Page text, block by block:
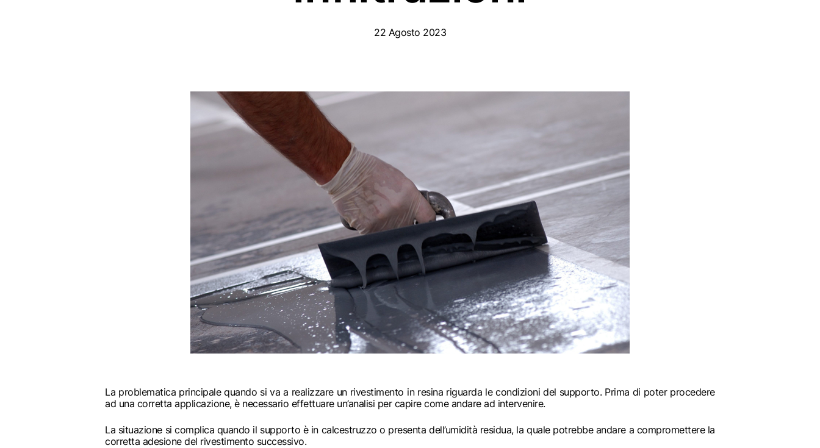
22 Agosto 2023
La problematica principale quando si va a realizzare un rivestimento in resina riguarda le condizioni del supporto. Prima di poter procedere
ad una corretta applicazione, è necessario effettuare un’analisi per capire come andare ad intervenire.
La situazione si complica quando il supporto è in calcestruzzo o presenta dell’umidità residua, la quale potrebbe andare a compromettere la
corretta adesione del rivestimento successivo.